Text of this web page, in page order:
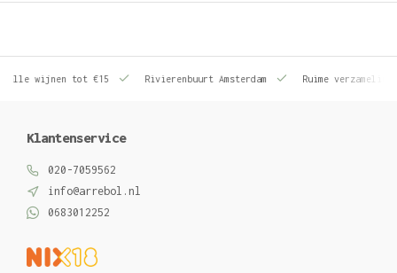
wijnen tot €15 Rivierenbuurt Amsterdam Ruime verzameling
Klantenservice
020-7059562
info@arrebol.nl
0683012252